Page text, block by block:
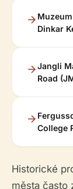
Muzeum
Dinkar
Jangli
Road
College
Historické
města často